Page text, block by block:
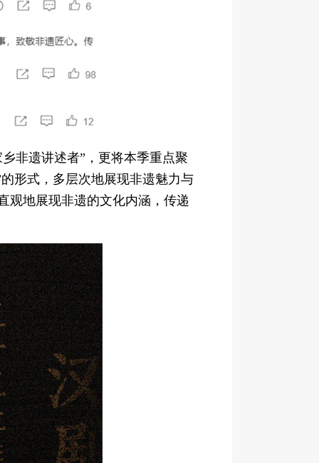
非遗讲述者”，更将本季重点聚
形式，多层次地展现非遗魅力与
观地展现非遗的文化内涵，传递